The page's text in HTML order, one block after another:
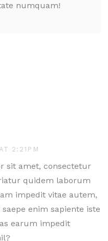
numquam!
2:21PM
sit amet, consectetur
quidem laborum
impedit vitae autem,
enim sapiente iste
earum impedit